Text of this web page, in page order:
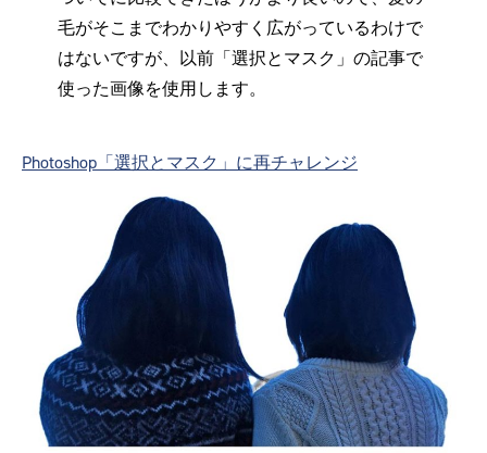
毛がそこまでわかりやすく広がっているわけで
はないですが、以前「選択とマスク」の記事で
使った画像を使用します。
Photoshop「選択とマスク」に再チャレンジ